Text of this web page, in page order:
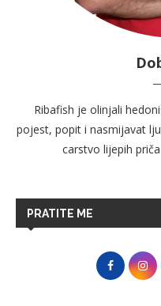
Ribafish je olinjali
pojest, popit i nasmijavat
carstvo lijepih
PRATITE ME